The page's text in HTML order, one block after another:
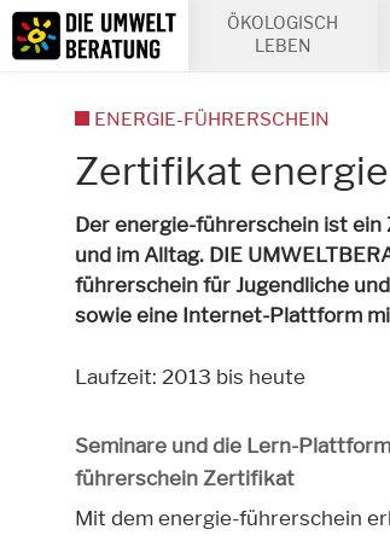
Inhalt
Suche
ÖKOLOGISCH
LEBEN
Zertifikat
Der energie-führerschein ist
und im Alltag. DIE
führerschein für Jugendliche
sowie eine Internet-Plattform
Laufzeit: 2013 bis heute
Seminare und die Lern-
führerschein Zertifikat
Mit dem energie-führerschein
ENERGIE-FÜHRERSCHEIN